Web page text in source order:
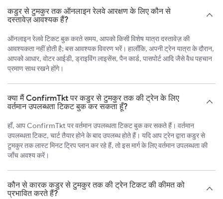
कडुर से टुमकुर तक ऑनलाइन रेलवे आरक्षण के लिए कौन से
दस्तावेज़ आवश्यक हैं?
ऑनलाइन रेलवे टिकट बुक करते समय, आपको किसी विशेष यात्रा दस्तावेज़ की
आवश्यकता नहीं होती है; बस आवश्यक विवरण भरें। हालाँकि, अपनी ट्रेन यात्रा के दौरान,
आपको आधार, वोटर आईडी, ड्राइविंग लाइसेंस, पैन कार्ड, पासपोर्ट आदि जैसे वैध पहचान
प्रमाण साथ रखने होंगे।
क्या मैं ConfirmTkt पर कडुर से टुमकुर तक की ट्रेन के लिए
वर्तमान उपलब्धता टिकट बुक कर सकता हूँ?
हाँ, आप ConfirmTkt पर वर्तमान उपलब्धता टिकट बुक कर सकते हैं। वर्तमान
उपलब्धता टिकट, चार्ट तैयार होने के बाद उपलब्ध होते हैं। यदि आप ट्रेन द्वारा कडुर से
टुमकुर तक लास्ट मिनट ट्रिप प्लान कर रहे हैं, तो इस मार्ग के लिए वर्तमान उपलब्धता की
जाँच अवश्य करें।
कौन से कारक कडुर से टुमकुर तक की ट्रेन टिकट की कीमत को
प्रभावित करते हैं?